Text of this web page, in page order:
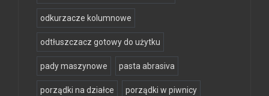
odkurzacze kolumnowe
odtłuszczacz gotowy do użytku
pady maszynowe pasta abrasiva
porządki na działce porządki w piwnicy